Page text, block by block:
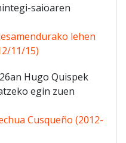
saioaren
lehen
11/15)
Hugo Quispek
egin zuen
Cusqueño (2012-